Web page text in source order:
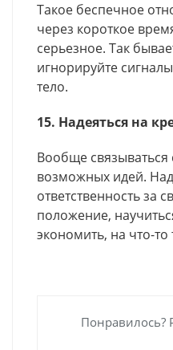
Такое беспечное
через короткое
серьезное. Так
игнорируйте
тело.
15. Надеяться на
Вообще
возможных идей.
ответственность за
положение,
экономить, на что-то
Понравилось?